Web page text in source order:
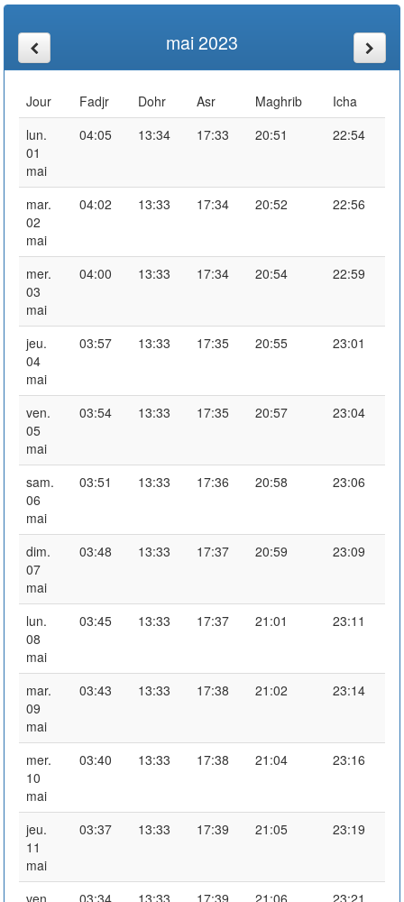
mai 2023
Jour Fadjr Dohr Asr Maghrib
Icha
lun.
01
mai
04:05 13:34 17:33 20:51 22:54
mar.
02
mai
04:02 13:33 17:34 20:52 22:56
mer.
03
mai
04:00 13:33 17:34 20:54 22:59
jeu.
04
mai
03:57 13:33 17:35 20:55 23:01
ven.
05
mai
03:54 13:33 17:35 20:57 23:04
sam.
06
mai
03:51 13:33 17:36 20:58 23:06
dim.
07
mai
03:48 13:33 17:37 20:59 23:09
lun.
08
mai
03:45 13:33 17:37 21:01 23:11
mar.
09
mai
03:43 13:33 17:38 21:02 23:14
mer.
10
mai
03:40 13:33 17:38 21:04 23:16
jeu.
11
mai
03:37 13:33 17:39 21:05 23:19
ven.
03:34 13:33 17:39 21:06 23:21